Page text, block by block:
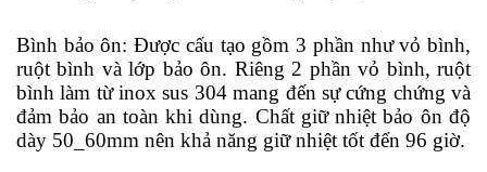
Bình bảo ôn: Được cấu tạo gồm 3 phần như vỏ bình,
ruột bình và lớp bảo ôn. Riêng 2 phần vỏ bình, ruột
bình làm từ inox sus 304 mang đến sự cứng chứng và
đảm bảo an toàn khi dùng. Chất giữ nhiệt bảo ôn độ
dày 50_60mm nên khả năng giữ nhiệt tốt đến 96 giờ.